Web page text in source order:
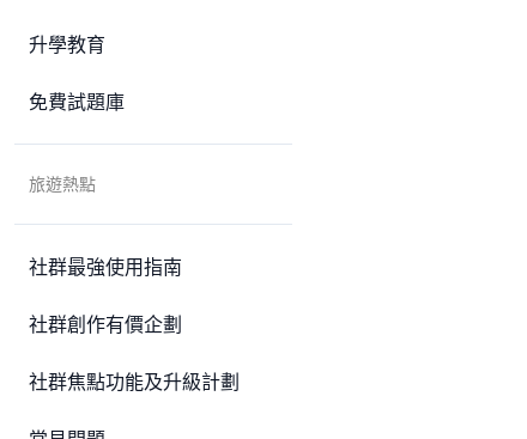
升學教育
免費試題庫
旅遊熱點
社群最強使用指南
社群創作有價企劃
社群焦點功能及升級計劃